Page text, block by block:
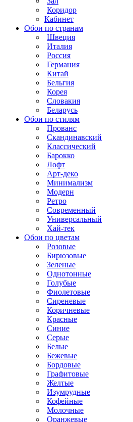
Коридор
Кабинет
Обои по странам
Швеция
Италия
Россия
Германия
Китай
Бельгия
Корея
Словакия
Беларусь
Обои по стилям
Прованс
Скандинавский
Классический
Барокко
Лофт
Арт-деко
Минимализм
Модерн
Ретро
Современный
Универсальный
Хай-тек
Обои по цветам
Розовые
Бирюзовые
Зеленые
Однотонные
Голубые
Фиолетовые
Сиреневые
Коричневые
Красные
Синие
Серые
Белые
Бежевые
Бордовые
Графитовые
Желтые
Изумрудные
Кофейные
Молочные
Оранжевые